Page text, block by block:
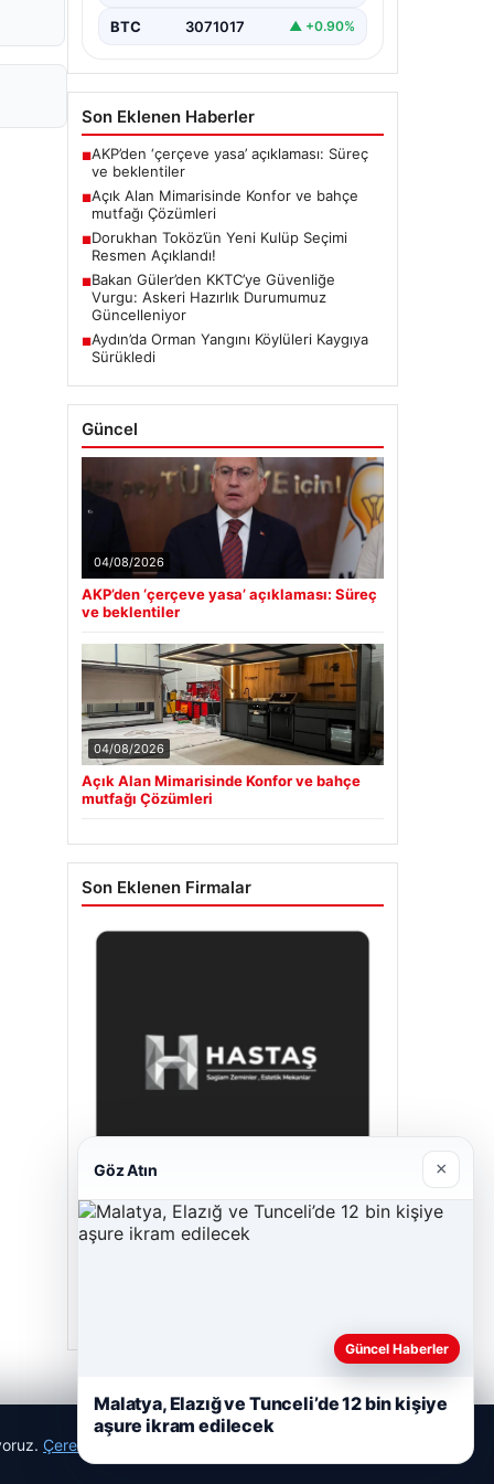
BTC 3071017 ▲ +0.90%
Son Eklenen Haberler
■AKP’den ‘çerçeve yasa’ açıklaması: Süreç
ve beklentiler
■Açık Alan Mimarisinde Konfor ve bahçe
mutfağı Çözümleri
■Dorukhan Toköz’ün Yeni Kulüp Seçimi
Resmen Açıklandı!
■Bakan Güler’den KKTC’ye Güvenliğe
Vurgu: Askeri Hazırlık Durumumuz
Güncelleniyor
■Aydın’da Orman Yangını Köylüleri Kaygıya
Sürükledi
Güncel
04/08/2026
AKP’den ‘çerçeve yasa’ açıklaması: Süreç
ve beklentiler
04/08/2026
Açık Alan Mimarisinde Konfor ve bahçe
mutfağı Çözümleri
Son Eklenen Firmalar
Enes Kaplan Avukatlık Bürosu
Çerez Politikamız
Göz Atın ×
Güncel Haberler
Malatya, Elazığ ve Tunceli’de 12 bin kişiye
aşure ikram edilecek